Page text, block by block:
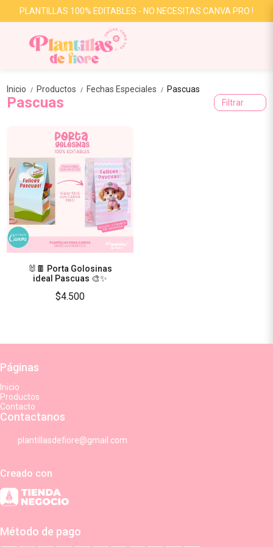
PLANTILLAS 100% EDITABLES - NO NECESITAS CANVA PRO !
Inicio / Productos / Fechas Especiales / Pascuas
Pascuas Filtrar
🐰🍫 Porta Golosinas
ideal Pascuas 🎨✨
$4.500
Páginas
Inicio
Productos
Contacto
Contactanos
plantillasdefiore@gmail.com
Creado con
Método de pago